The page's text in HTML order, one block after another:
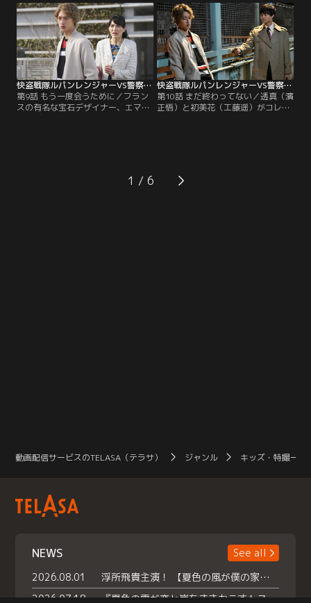
ーだと知る初美花は断るが、強引に
連絡先を渡されてしまう。ルパンレ
ンジャーは、次のターゲットである
ギャングラー怪人メルグ・アリータ
が現れたレストランへ。
星）は半信半疑の中、初美花（工藤
遥）の潔白を証明したい咲也（横山
涼）は、ギャングラーが現れたとい
うウソの情報を流し3人をおびき出
すオトリ作戦を提案。
快盗戦隊ルパンレンジャーVS警察戦隊パトレンジャー 第09話
第9話 もう一度会うために／フラン
スの有名な宝石デザイナー、エマ・
ゴルディーニが来日。エマが身に着
こにギャングラー怪人ブレッツ・ア
レニシカが出現。騒動の中、警備員
快盗戦隊ルパンレンジャーVS警察戦隊パトレンジャー 第10話
第10話 まだ終わってない／透真（濱
正悟）と初美花（工藤遥）がコレク
一郎との会話の中、魁利は兄が消え
た事件の手掛かりとなる男の話を聞
1
動画配信サービスのTELASA（テラサ） ジャンル キッズ・特撮一覧
NEWS
See all
2026.08.01
浮所飛貴主演！ 【夏色の風が僕の家にやってきた】 本日よりテラサで独占配信スタート！
2026.07.18
『夏色の雲が恋と嵐をまきおこす』スペシャルメイキング 【Part1】2026年７月18日（土）23時30分～配信スタート！話題のシーンの裏側を大公開！豪華キャスト大集合！ 『武宮家 真夏の家族会議』開催！